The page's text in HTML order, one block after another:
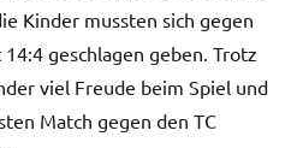
Kinder mussten sich gegen
geschlagen geben. Trotz
viel Freude beim Spiel und
Match gegen den TC